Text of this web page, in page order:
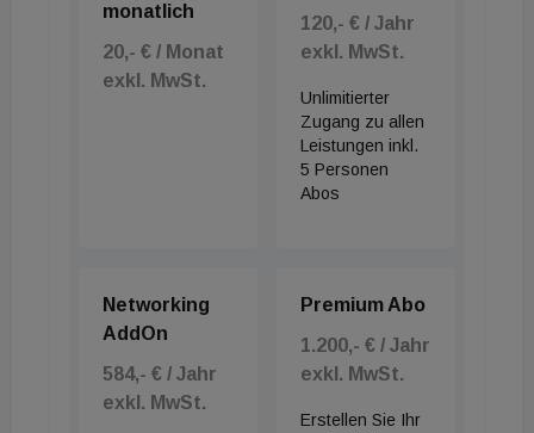
monatlich
20,- € / Monat
exkl. MwSt.
120,- € / Jahr
exkl. MwSt.
Unlimitierter
Zugang zu allen
Leistungen inkl.
5 Personen
Abos
Networking
AddOn
584,- € / Jahr
exkl. MwSt.
Premium Abo
1.200,- € / Jahr
exkl. MwSt.
Erstellen Sie Ihr